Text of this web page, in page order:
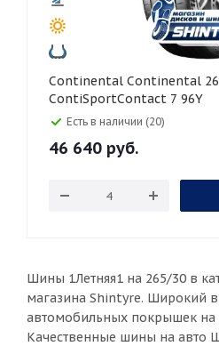
Continental Continental 265/30 R21
ContiSportContact 7 96Y
Есть в наличии (20)
46 640 руб.
Шины 1Летняя1 на 265/30 в
магазина Shintyre. Широкий
автомобильных покрышек на
Качественные шины на авто